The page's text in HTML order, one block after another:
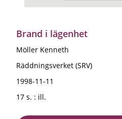
Brand i lägenhet
Möller Kenneth
Räddningsverket (SRV)
1998-11-11
17 s. : ill.